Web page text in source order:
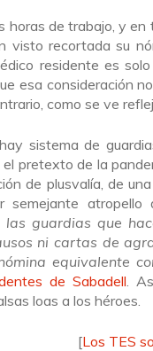
horas de trabajo, y
visto recortada su
residente es
esa consideración
como se ve
sistema de
pretexto de la
de plusvalía, de
semejante atropello
las guardias que
ni cartas de
equivalente
de Sabadell .
loas a los héroes.
[Los TES